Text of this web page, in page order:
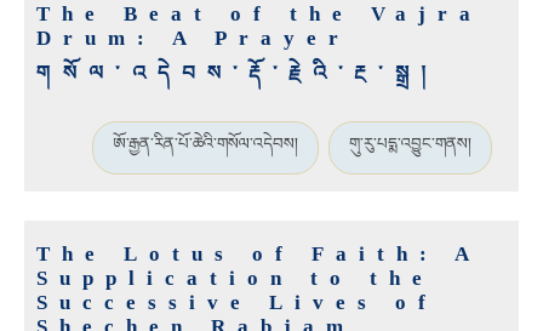
The Beat of the Vajra
Drum: A Prayer
གསོལ་འདེབས་རྡོ་རྗེའི་རྔ་སྒྲ།
ཨོ་རྒྱན་རིན་པོ་ཆེའི་གསོལ་འདེབས། གུ་རུ་པདྨ་འབྱུང་གནས།
The Lotus of Faith: A
Supplication to the
Successive Lives of
Shechen Rabjam